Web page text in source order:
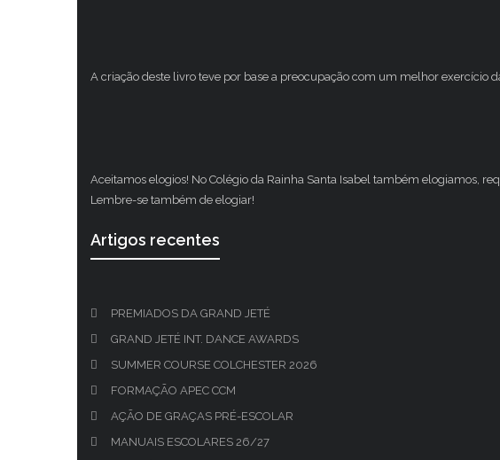
A criação deste livro teve por base a preocupação com um melhor exercício
Aceitamos elogios! No Colégio da Rainha Santa Isabel também elogiamos,
Lembre-se também de elogiar!
Artigos recentes
PREMIADOS DA GRAND JETÉ
GRAND JETÉ INT. DANCE AWARDS
SUMMER COURSE COLCHESTER 2026
FORMAÇÃO APEC CCM
AÇÃO DE GRAÇAS PRÉ-ESCOLAR
MANUAIS ESCOLARES 26/27